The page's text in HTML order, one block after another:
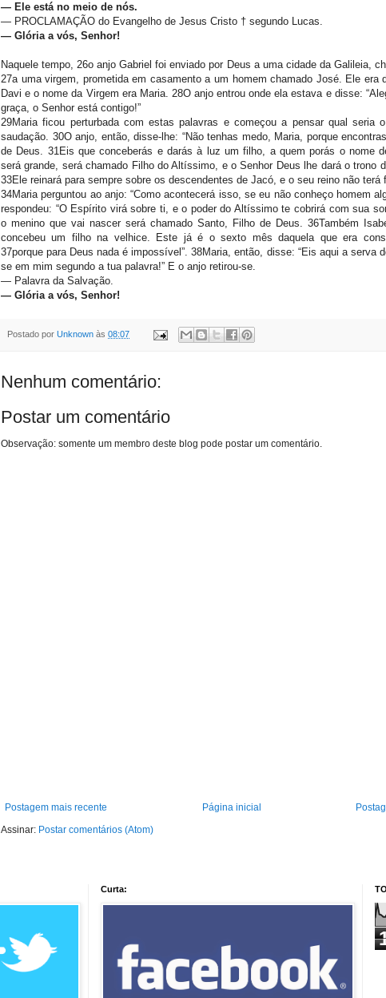
— Ele está no meio de nós.
— PROCLAMAÇÃO do Evangelho de Jesus Cristo † segundo Lucas.
— Glória a vós, Senhor!
Naquele tempo, 26o anjo Gabriel foi enviado por Deus a uma cidade da Galileia,
27a uma virgem, prometida em casamento a um homem chamado José. Ele era
Davi e o nome da Virgem era Maria. 28O anjo entrou onde ela estava e disse:
graça, o Senhor está contigo!”
29Maria ficou perturbada com estas palavras e começou a pensar qual seria
saudação. 30O anjo, então, disse-lhe: “Não tenhas medo, Maria, porque
de Deus. 31Eis que conceberás e darás à luz um filho, a quem porás o nome
será grande, será chamado Filho do Altíssimo, e o Senhor Deus lhe dará o trono
33Ele reinará para sempre sobre os descendentes de Jacó, e o seu reino não terá
34Maria perguntou ao anjo: “Como acontecerá isso, se eu não conheço homem
respondeu: “O Espírito virá sobre ti, e o poder do Altíssimo te cobrirá com sua
o menino que vai nascer será chamado Santo, Filho de Deus. 36Também
concebeu um filho na velhice. Este já é o sexto mês daquela que era
37porque para Deus nada é impossível”. 38Maria, então, disse: “Eis aqui a serva
se em mim segundo a tua palavra!” E o anjo retirou-se.
— Palavra da Salvação.
— Glória a vós, Senhor!
Postado por Unknown às 08:07
Nenhum comentário:
Postar um comentário
Observação: somente um membro deste blog pode postar um comentário.
Postagem mais recente
Página inicial
Assinar: Postar comentários (Atom)
Curta: